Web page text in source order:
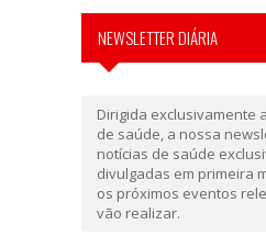
NEWSLETTER DIÁRIA
Dirigida exclusivamente
de saúde, a nossa
notícias de saúde
divulgadas em primeira
os próximos eventos
vão realizar.